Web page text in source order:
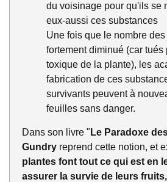
du voisinage pour qu'ils se
eux-aussi ces substances
Une fois que le nombre
fortement diminué (car tués
toxique de la plante), les
fabrication de ces
survivants peuvent à
feuilles sans danger.
Dans son livre " Le Paradoxe
Gundry reprend cette notion, et
plantes font tout ce qui est en
assurer la survie de leurs